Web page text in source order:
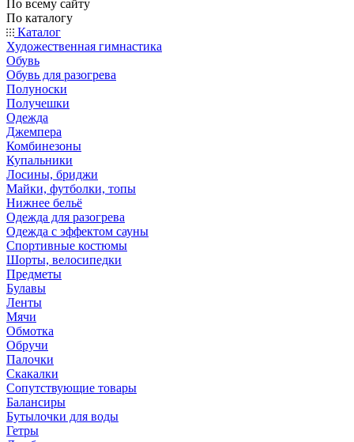
По всему сайту
По каталогу
Каталог
Художественная гимнастика
Обувь
Обувь для разогрева
Полуноски
Получешки
Одежда
Джемпера
Комбинезоны
Купальники
Лосины, бриджи
Майки, футболки, топы
Нижнее бельё
Одежда для разогрева
Одежда с эффектом сауны
Спортивные костюмы
Шорты, велосипедки
Предметы
Булавы
Ленты
Мячи
Обмотка
Обручи
Палочки
Скакалки
Сопутствующие товары
Балансиры
Бутылочки для воды
Гетры